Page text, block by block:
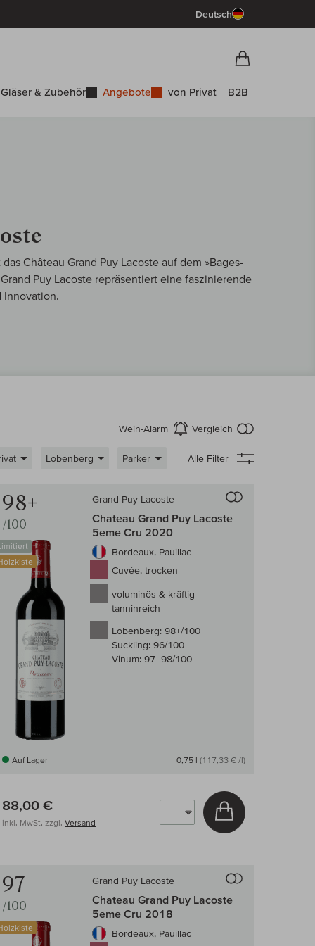
Deutsch
Gläser & Zubehör Angebote von Privat B2B
Château Grand Puy Lacoste auf dem »Bages-
Puy Lacoste repräsentiert eine faszinierende
Innovation.
Wein-Alarm
aktivieren Vergleich
Lobenberg Parker Alle Filter
98+
/100
Grand Puy Lacoste
Chateau Grand Puy Lacoste
5eme Cru 2020
Bordeaux, Pauillac
Cuvée, trocken
voluminös & kräftig
tanninreich
Lobenberg: 98+/100
Suckling: 96/100
Vinum: 97–98/100
Auf Lager 0,75 l (117,33 € /l)
88,00 €
inkl. MwSt, zzgl. Versand
In den
97
/100
Grand Puy Lacoste
Chateau Grand Puy Lacoste
5eme Cru 2018
Bordeaux, Pauillac